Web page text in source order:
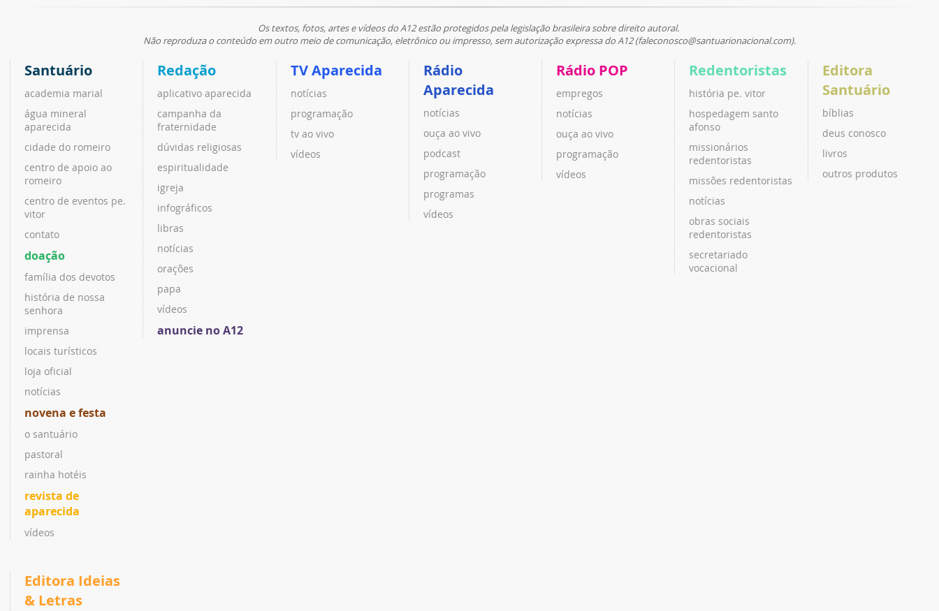
Os textos, fotos, artes e vídeos do A12 estão protegidos pela legislação brasileira sobre direito autoral.
Não reproduza o conteúdo em outro meio de comunicação, eletrônico ou impresso, sem autorização expressa do A12 (faleconosco@santuarionacional.com).
Santuário
academia marial
água mineral
aparecida
cidade do romeiro
centro de apoio ao
romeiro
centro de eventos pe.
vitor
contato
doação
família dos devotos
história de nossa
senhora
imprensa
locais turísticos
loja oficial
notícias
novena e festa
o santuário
pastoral
rainha hotéis
revista de
aparecida
vídeos
Redação
aplicativo aparecida
campanha da
fraternidade
dúvidas religiosas
espiritualidade
igreja
infográficos
libras
notícias
orações
papa
vídeos
anuncie no A12
TV Aparecida
notícias
programação
tv ao vivo
vídeos
Rádio
Aparecida
notícias
ouça ao vivo
podcast
programação
programas
vídeos
Rádio POP
empregos
notícias
ouça ao vivo
programação
vídeos
Redentoristas
história pe. vitor
hospedagem santo
afonso
missionários
redentoristas
missões redentoristas
notícias
obras sociais
redentoristas
secretariado
vocacional
Editora
Santuário
bíblias
deus conosco
livros
outros produtos
Editora Ideias
& Letras